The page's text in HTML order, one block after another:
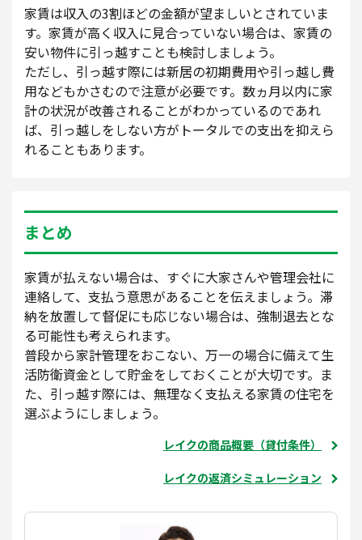
家賃は収入の3割ほどの金額が望ましいとされていま
す。家賃が高く収入に見合っていない場合は、家賃の
安い物件に引っ越すことも検討しましょう。
ただし、引っ越す際には新居の初期費用や引っ越し費
用などもかさむので注意が必要です。数ヵ月以内に家
計の状況が改善されることがわかっているのであれ
ば、引っ越しをしない方がトータルでの支出を抑えら
れることもあります。
まとめ
家賃が払えない場合は、すぐに大家さんや管理会社に
連絡して、支払う意思があることを伝えましょう。滞
納を放置して督促にも応じない場合は、強制退去とな
る可能性も考えられます。
普段から家計管理をおこない、万一の場合に備えて生
活防衛資金として貯金をしておくことが大切です。ま
た、引っ越す際には、無理なく支払える家賃の住宅を
選ぶようにしましょう。
レイクの商品概要（貸付条件）
レイクの返済シミュレーション